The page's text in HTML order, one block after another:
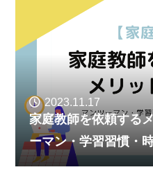
2023.11.17
家庭教師を依頼する
ーマン・学習習慣・